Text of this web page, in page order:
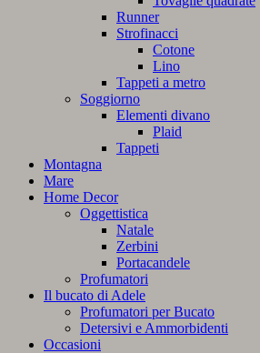
Runner
Strofinacci
Cotone
Lino
Tappeti a metro
Soggiorno
Elementi divano
Plaid
Tappeti
Montagna
Mare
Home Decor
Oggettistica
Natale
Zerbini
Portacandele
Profumatori
Il bucato di Adele
Profumatori per Bucato
Detersivi e Ammorbidenti
Occasioni